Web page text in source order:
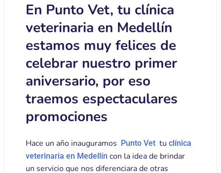
En Punto Vet, tu clínica
veterinaria en Medellín
estamos muy felices de
celebrar nuestro primer
aniversario, por eso
traemos espectaculares
promociones
Hace un año inauguramos Punto Vet tu clínica
veterinaria en Medellín con la idea de brindar
un servicio que nos diferenciara de otras